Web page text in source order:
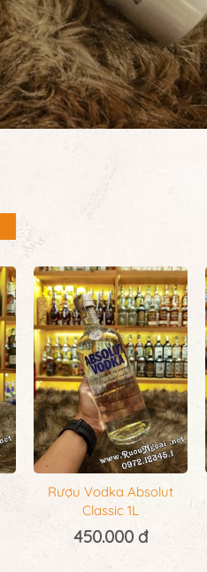
Rượu Vodka Absolut
Classic 1L
450.000 đ